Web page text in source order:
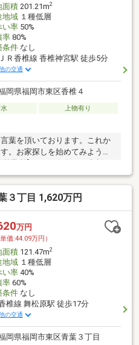
面積201.21m2
地域１種低層
い率50%
率80%
条件なし
ＪＲ香椎線 香椎神宮駅 徒歩5分
の交通
岡県福岡市東区香椎４
上物有り
葉を頂いております。これか
。お家探しを始めてみようと
いなくても大丈夫です。まず
聞かせ下さい。安心安全で、
致します。不動産のことな
産・高橋】にお任せ下さい!!
ンをクリック又は近鉄不動産
935-118】までお気軽にご連絡
３丁目 1,620万円
万円
単価:44.09万円）
面積121.47m2
地域１種低層
い率40%
率60%
条件なし
椎線 舞松原駅 徒歩17分
の交通
岡県福岡市東区青葉３丁目